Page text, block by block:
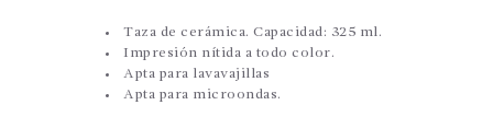
Taza de cerámica. Capacidad: 325 ml.
Impresión nítida a todo color.
Apta para lavavajillas
Apta para microondas.